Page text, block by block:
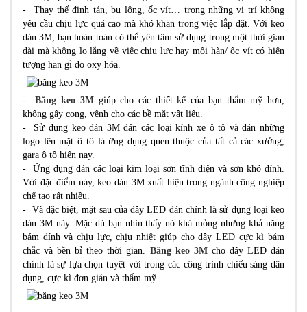
- Thay thế đinh tán, bu lông, ốc vít… trong những vị trí không
yêu cầu chịu lực quá cao mà khó khăn trong việc lắp đặt. Với keo
dán 3M, bạn hoàn toàn có thể yên tâm sử dụng trong một thời gian
dài mà không lo lắng về việc chịu lực hay mối hàn/ ốc vít có hiện
tượng han gỉ do oxy hóa.
-Băng keo 3Mgiúp cho các thiết kế của bạn thẩm mỹ hơn,
không gây cong, vênh cho các bề mặt vật liệu.
- Sử dụng keo dán 3M dán các loại kính xe ô tô và dán những
logo lên mặt ô tô là ứng dụng quen thuộc của tất cả các xưởng,
gara ô tô hiện nay.
- Ứng dụng dán các loại kim loại sơn tĩnh điện và sơn khó dính.
Với đặc điểm này, keo dán 3M xuất hiện trong ngành công nghiệp
chế tạo rất nhiều.
- Và đặc biệt, mặt sau của dây LED dán chính là sử dụng loại keo
dán 3M này. Mặc dù bạn nhìn thấy nó khá mỏng nhưng khả năng
bám dính và chịu lực, chịu nhiệt giúp cho dây LED cực kì bám
chắc và bền bỉ theo thời gian. Băng keo 3Mcho dây LED dán
chính là sự lựa chọn tuyệt vời trong các công trình chiếu sáng dân
dụng, cực kì đơn giản và thẩm mỹ.